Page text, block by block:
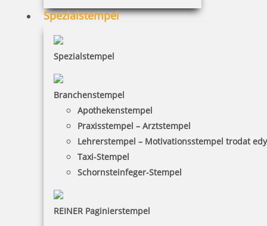
Spezialstempel
Spezialstempel
Branchenstempel
Apothekenstempel
Praxisstempel – Arztstempel
Lehrerstempel – Motivationsstempel trodat
Taxi-Stempel
Schornsteinfeger-Stempel
REINER Paginierstempel
Bestellen
trodat edy FIX - Motivationsstempel Smiley - Printy 4922
10,28 €